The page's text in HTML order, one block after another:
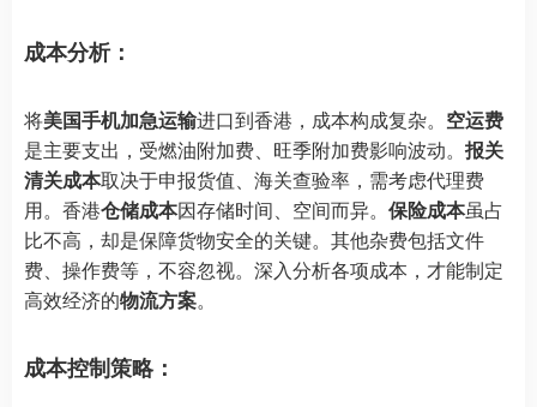
成本分析：
将美国手机加急运输进口到香港，成本构成复杂。 空运费
是主要支出，受燃油附加费、旺季附加费影响波动。 报关
清关成本取决于申报货值、海关查验率，需考虑代理费
用。香港仓储成本因存储时间、空间而异。 保险成本虽占
比不高，却是保障货物安全的关键。其他杂费包括文件
费、操作费等，不容忽视。深入分析各项成本，才能制定
高效经济的物流方案。
成本控制策略：